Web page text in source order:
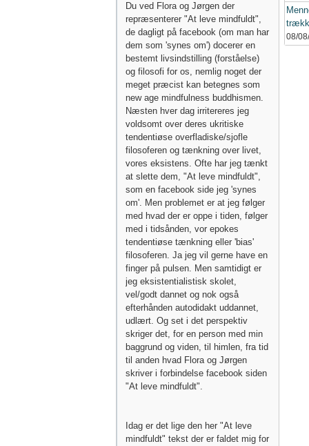
Du ved Flora og Jørgen der
repræsenterer "At leve mindfuldt",
de dagligt på facebook (om man har
dem som 'synes om') docerer en
bestemt livsindstilling (forståelse)
og filosofi for os, nemlig noget der
meget præcist kan betegnes som
new age mindfulness buddhismen.
Næsten hver dag irritereres jeg
voldsomt over deres ukritiske
tendentiøse overfladiske/sjofle
filosoferen og tænkning over livet,
vores eksistens. Ofte har jeg tænkt
at slette dem, "At leve mindfuldt",
som en facebook side jeg 'synes
om'. Men problemet er at jeg følger
med hvad der er oppe i tiden, følger
med i tidsånden, vor epokes
tendentiøse tænkning eller 'bias'
filosoferen. Ja jeg vil gerne have en
finger på pulsen. Men samtidigt er
jeg eksistentialistisk skolet,
vel/godt dannet og nok også
efterhånden autodidakt uddannet,
udlært. Og set i det perspektiv
skriger det, for en person med min
baggrund og viden, til himlen, fra tid
til anden hvad Flora og Jørgen
skriver i forbindelse facebook siden
"At leve mindfuldt".
Idag er det lige den her "At leve
mindfuldt" tekst der er faldet mig for
08/